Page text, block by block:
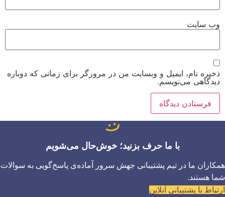
وب‌ سایت
ذخیره نام، ایمیل و وبسایت من در مرورگر برای زمانی که دوباره
دیدگاهی می‌نویسم.
با ما حرف بزنید؛ خوش‌حال می‌شویم
همکاران ما در تیم پشتیبانی جهش سرور آماده‌ی پاسخ‌گویی به سوالات
شما هستند.
ارتباط با پشتیبانی آنلاین